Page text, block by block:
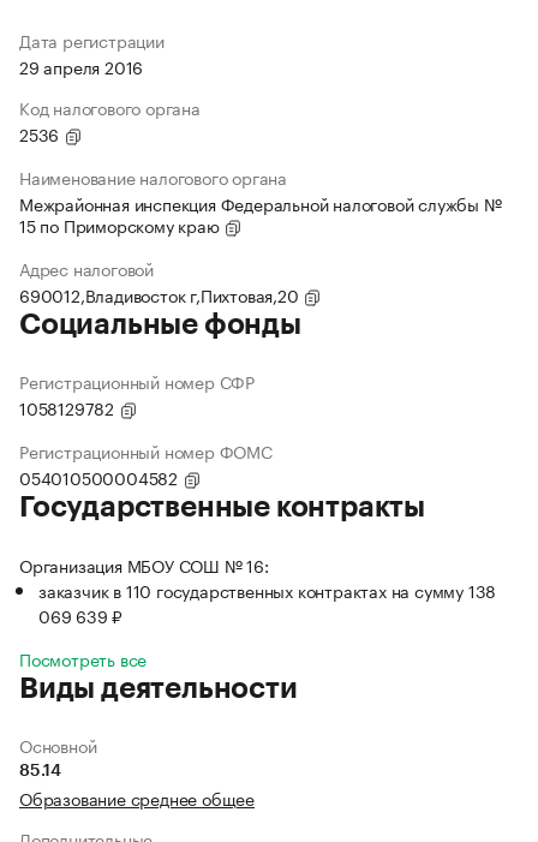
Дата регистрации
29 апреля 2016
Код налогового органа
2536
Наименование налогового органа
Межрайонная инспекция Федеральной налоговой службы №
15 по Приморскому краю
Адрес налоговой
690012,Владивосток г,Пихтовая,20
Социальные фонды
Регистрационный номер СФР
1058129782
Регистрационный номер ФОМС
054010500004582
Государственные контракты
Организация МБОУ СОШ № 16:
заказчик в 110 государственных контрактах на сумму 138
069 639 ₽
Посмотреть все
Виды деятельности
Основной
85.14
Образование среднее общее